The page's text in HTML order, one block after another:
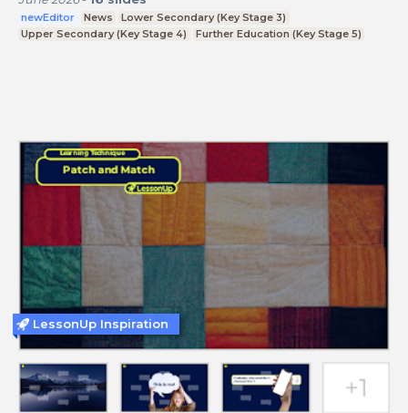
newEditor News
Lower Secondary (Key Stage 3)
Upper Secondary (Key Stage 4)
Further Education (Key Stage 5)
LessonUp Inspiration